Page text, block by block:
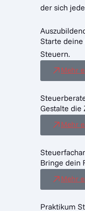
der sich
Starte
Steuern.
Mehr
Gestalte die
Mehr
Bringe dein
Mehr
Praktikum